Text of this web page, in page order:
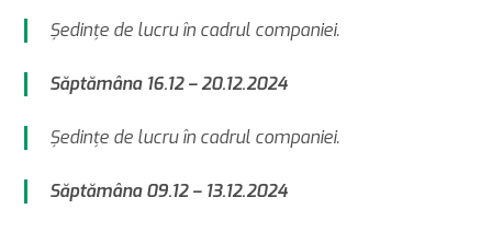
Şedinţe de lucru în cadrul companiei.
Săptămâna 16.12 – 20.12.2024
Şedinţe de lucru în cadrul companiei.
Săptămâna 09.12 – 13.12.2024